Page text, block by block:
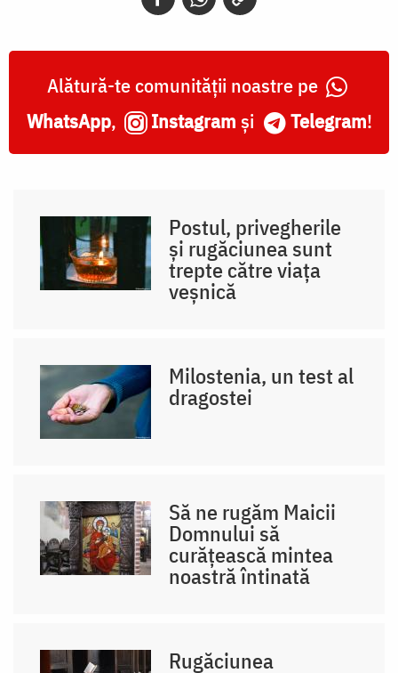
Alătură-te comunității noastre pe
WhatsApp, Instagram și Telegram!
Postul, privegherile
și rugăciunea sunt
trepte către viața
veșnică
Milostenia, un test al
dragostei
Să ne rugăm Maicii
Domnului să
curățească mintea
noastră întinată
Rugăciunea